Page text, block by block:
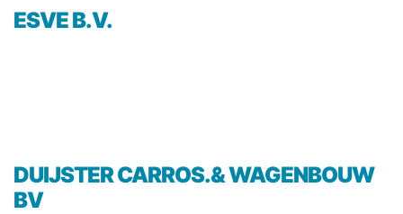
ESVE B.V.
DUIJSTER CARROS.& WAGENBOUW
BV